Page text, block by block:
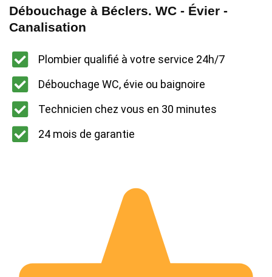
Débouchage à Béclers. WC - Évier -
Canalisation
Plombier qualifié à votre service 24h/7
Débouchage WC, évie ou baignoire
Technicien chez vous en 30 minutes
24 mois de garantie